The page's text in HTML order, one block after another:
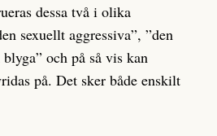
dessa två i olika
sexuellt aggressiva”, ”den
och på så vis kan
på. Det sker både enskilt